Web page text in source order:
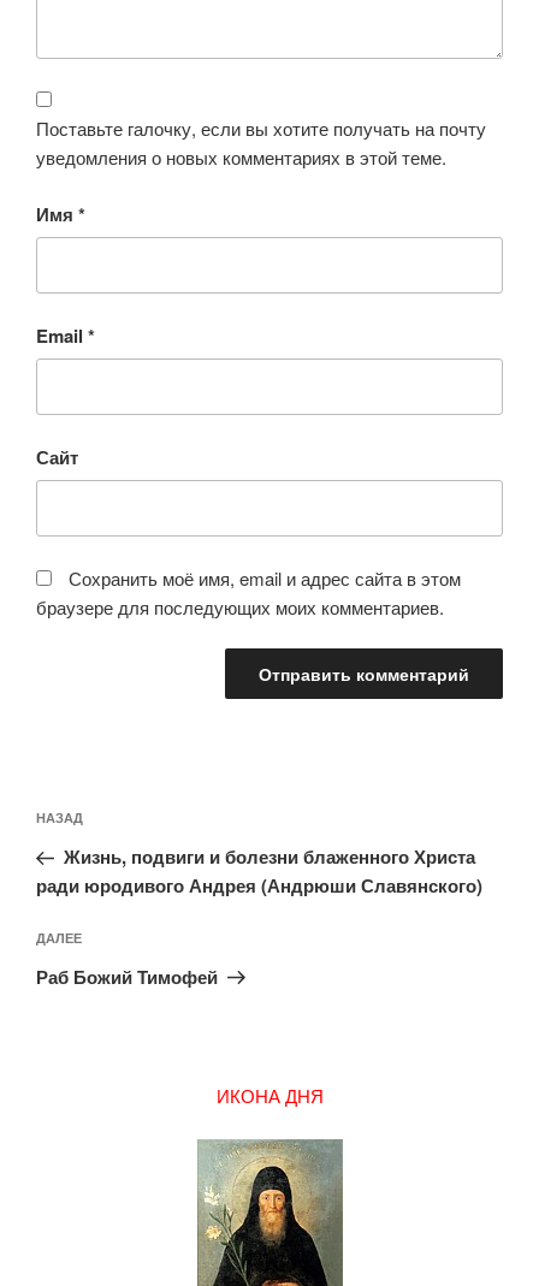
Поставьте галочку, если вы хотите получать на почту
уведомления о новых комментариях в этой теме.
Имя *
Email *
Сайт
Сохранить моё имя, email и адрес сайта в этом
браузере для последующих моих комментариев.
по
записям
Предыдущая
запись:
НАЗАД
Жизнь, подвиги и болезни блаженного Христа
ради юродивого Андрея (Андрюши Славянского)
Следующая
запись
ДАЛЕЕ
Раб Божий Тимофей
ИКОНА ДНЯ